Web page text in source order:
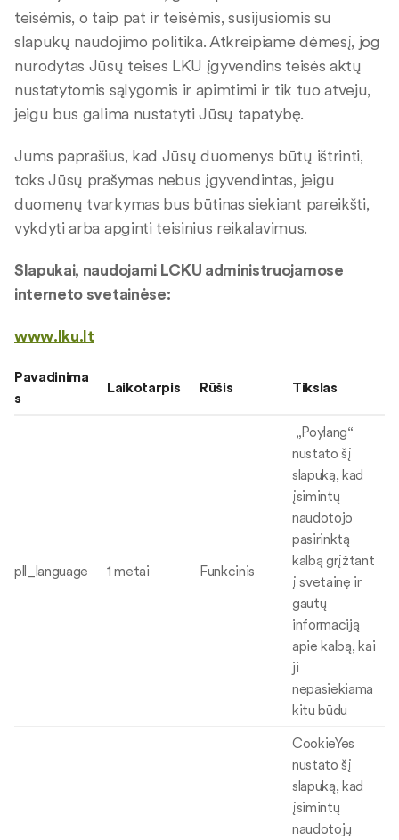
teisėmis, o taip pat ir teisėmis, susijusiomis su
slapukų naudojimo politika. Atkreipiame dėmesį, jog
nurodytas Jūsų teises LKU įgyvendins teisės aktų
nustatytomis sąlygomis ir apimtimi ir tik tuo atveju,
jeigu bus galima nustatyti Jūsų tapatybę.
Jums paprašius, kad Jūsų duomenys būtų ištrinti,
toks Jūsų prašymas nebus įgyvendintas, jeigu
duomenų tvarkymas bus būtinas siekiant pareikšti,
vykdyti arba apginti teisinius reikalavimus.
Slapukai, naudojami LCKU administruojamose
interneto svetainėse:
www.lku.lt
Pavadinima
s
Laikotarpis Rūšis Tikslas
pll_language 1 metai Funkcinis
„Poylang“
nustato šį
slapuką, kad
įsimintų
naudotojo
pasirinktą
kalbą grįžtant
į svetainę ir
gautų
informaciją
apie kalbą, kai
ji
nepasiekiama
kitu būdu
CookieYes
nustato šį
slapuką, kad
įsimintų
naudotojų